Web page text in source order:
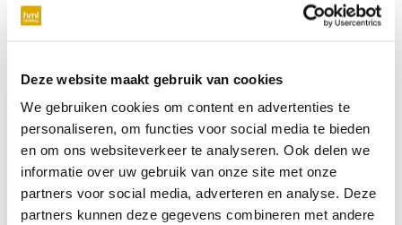
Deze website maakt gebruik van cookies
We gebruiken cookies om content en advertenties te
personaliseren, om functies voor social media te bieden
en om ons websiteverkeer te analyseren. Ook delen we
informatie over uw gebruik van onze site met onze
partners voor social media, adverteren en analyse. Deze
partners kunnen deze gegevens combineren met andere
verplicht
niet verplicht
Datum:24-07-2026
Tijdstip: